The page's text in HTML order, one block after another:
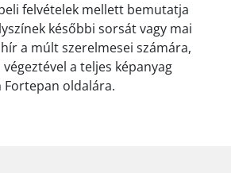
felvételek mellett bemutatja
későbbi sorsát vagy mai
a múlt szerelmesei számára,
a teljes képanyag
oldalára.